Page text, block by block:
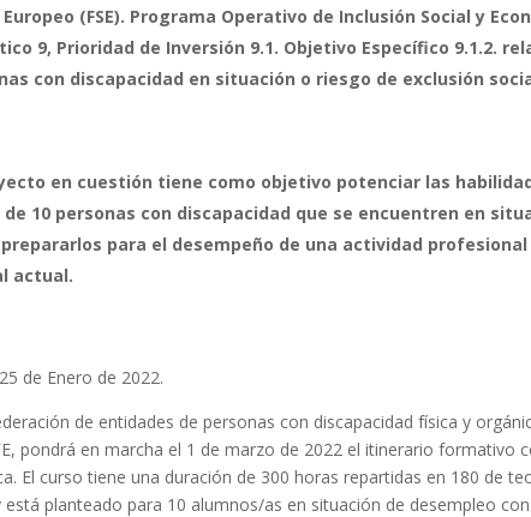
Europeo (FSE). Programa Operativo de Inclusión Social y
9, Prioridad de Inversión 9.1. Objetivo Específico 9.1.2.
con discapacidad en situación o riesgo de exclusión
en cuestión tiene como objetivo potenciar las
de 10 personas con discapacidad que se encuentren en
para el desempeño de una actividad
actual.
de Enero de 2022.
de entidades de personas con discapacidad física y
pondrá en marcha el 1 de marzo de 2022 el itinerario formativo
El curso tiene una duración de 300 horas repartidas en 180 de
planteado para 10 alumnos/as en situación de desempleo